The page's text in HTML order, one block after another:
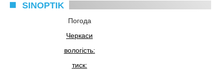
SINOPTIK
Погода
Черкаси
вологість:
тиск: